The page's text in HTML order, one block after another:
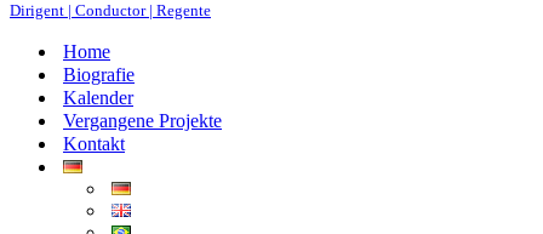
Dirigent | Conductor | Regente
Home
Biografie
Kalender
Vergangene Projekte
Kontakt